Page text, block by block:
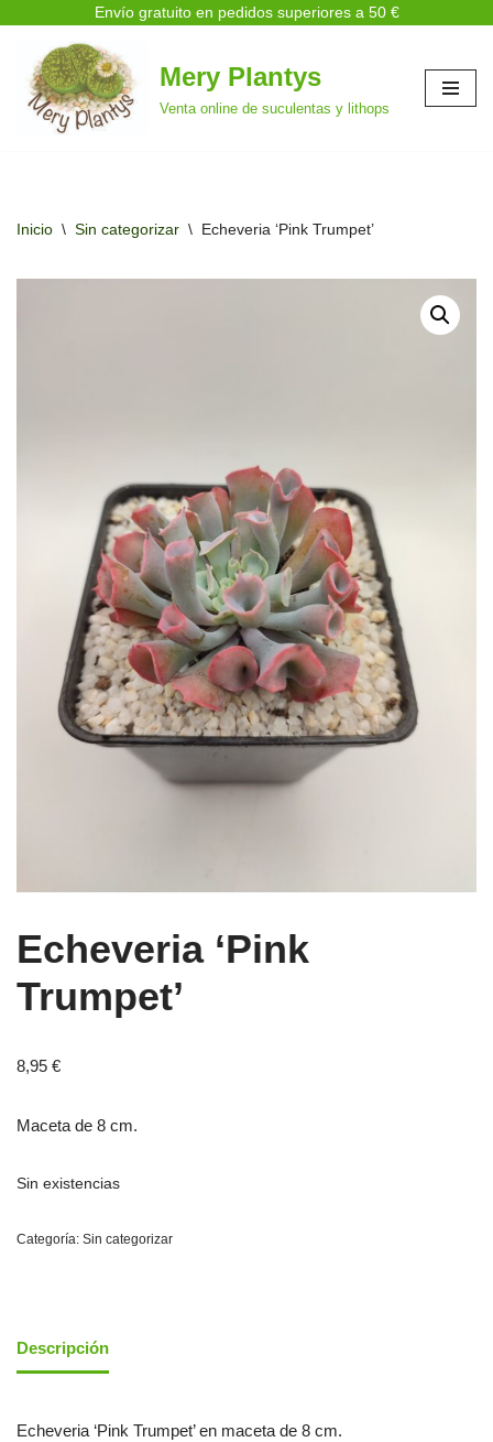
Envío gratuito en pedidos superiores a 50 €
Saltar
al
contenido
Mery Plantys
Venta online de suculentas y lithops
Inicio \ Sin categorizar \ Echeveria ‘Pink Trumpet’
Echeveria ‘Pink
Trumpet’
8,95 €
Maceta de 8 cm.
Sin existencias
Categoría: Sin categorizar
Descripción
Echeveria ‘Pink Trumpet’ en maceta de 8 cm.